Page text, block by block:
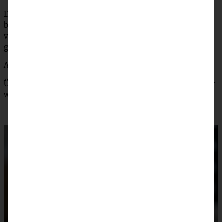
Die Knoten vor dem Backen noch mit verquirltem Ei
bestreichen und ggf. mit Hagelzucker bestreuen. Im
vorgeheizten Backofen für 10 – maximal 12 Minuten
goldbraun ausbacken.
Abkühlen lassen und gerne bereits lauwarm genießen.
Übrig gebliebene Zimtknoten könne kurz auf dem Toaster
wieder erwärmt werden.